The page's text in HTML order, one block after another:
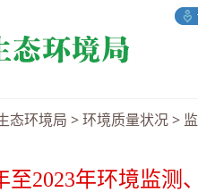
态环境局 >环境质量状况>
至2023年环境监